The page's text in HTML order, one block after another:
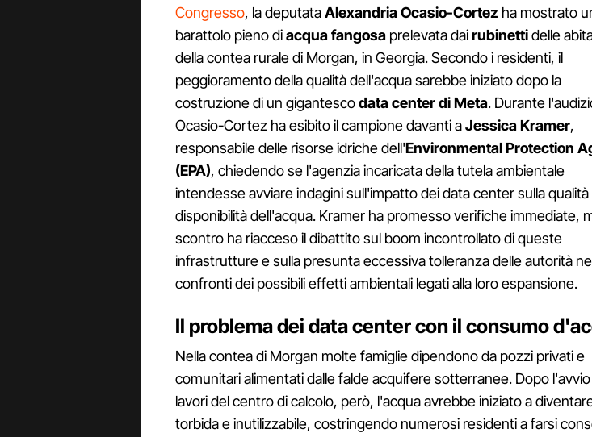
Congresso, la deputataAlexandria Ocasio-Cortez ha mostrato
barattolo pieno diacqua fangosa prelevata dairubinettidelle
della contea rurale di Morgan, in Georgia. Secondo i residenti, il
peggioramento della qualità dell'acqua sarebbe iniziato dopo la
costruzione di un gigantescodata center di Meta. Durante
Ocasio-Cortez ha esibito il campione davanti aJessica Kramer,
responsabile delle risorse idriche dell'Environmental Protection
(EPA), chiedendo se l'agenzia incaricata della tutela ambientale
intendesse avviare indagini sull'impatto dei data center sulla qualità
disponibilità dell'acqua. Kramer ha promesso verifiche immediate,
scontro ha riacceso il dibattito sul boom incontrollato di queste
infrastrutture e sulla presunta eccessiva tolleranza delle autorità
confronti dei possibili effetti ambientali legati alla loro espansione.
Il problema dei data center con il consumo
Nella contea di Morgan molte famiglie dipendono da pozzi privati e
comunitari alimentati dalle falde acquifere sotterranee. Dopo
lavori del centro di calcolo, però, l'acqua avrebbe iniziato a
torbida e inutilizzabile, costringendo numerosi residenti a farsi